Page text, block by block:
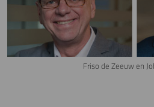
Friso de Zeeuw en